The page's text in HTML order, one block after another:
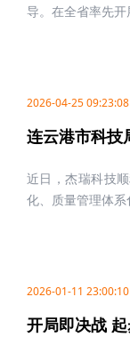
导。在全省率先
2026-04-25 09:23:08
连云港市科技
近日，杰瑞科技
化、质量管理体
2026-01-11 23:00:10
开局即决战